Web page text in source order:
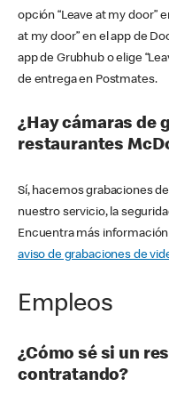
opción “Leave at my door”
at my door” en el app de
app de Grubhub o elige
de entrega en Postmates.
¿Hay cámaras de
restaurantes
Sí, hacemos grabaciones
nuestro servicio, la
Encuentra más información
aviso de grabaciones de
Empleos
¿Cómo sé si un
contratando?